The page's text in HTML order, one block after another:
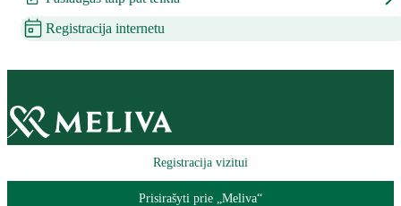
Registracija internetu
Registracija vizitui
Prisirašyti prie „Meliva“